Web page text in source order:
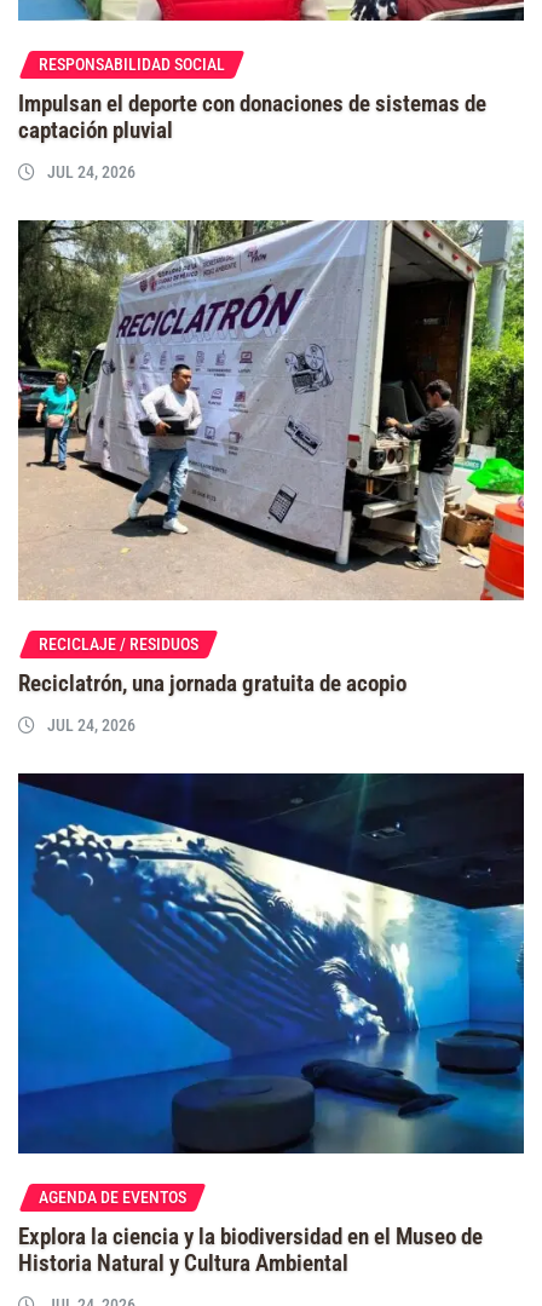
RESPONSABILIDAD SOCIAL
Impulsan el deporte con donaciones de sistemas de
captación pluvial
JUL 24, 2026
RECICLAJE / RESIDUOS
Reciclatrón, una jornada gratuita de acopio
JUL 24, 2026
AGENDA DE EVENTOS
Explora la ciencia y la biodiversidad en el Museo de
Historia Natural y Cultura Ambiental